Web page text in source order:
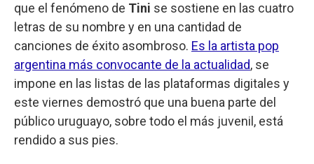
que el fenómeno de Tini se sostiene en las cuatro
letras de su nombre y en una cantidad de
canciones de éxito asombroso. Es la artista pop
argentina más convocante de la actualidad, se
impone en las listas de las plataformas digitales y
este viernes demostró que una buena parte del
público uruguayo, sobre todo el más juvenil, está
rendido a sus pies.